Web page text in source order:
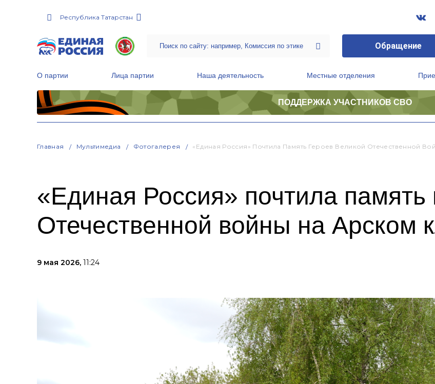
Республика Татарстан
Обращение
О партии Лица партии Наша деятельность Местные отделения
ПОДДЕРЖКА УЧАСТНИКОВ СВО
Главная Мультимедиа Фотогалерея «Единая Россия» Почтила Память Героев Великой Отечественной
«Единая Россия» почтила память
Отечественной войны на Арском
9 мая 2026, 11:24